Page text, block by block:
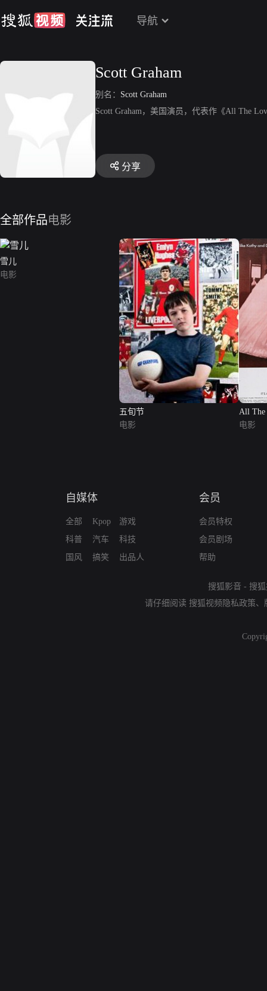
导航
Scott Graham
别名： Scott Graham
Scott Graham，美国演员，代表作《All The
分享
全部作品电影
雪儿
电影
五旬节
电影
All The
电影
自媒体
全部
科普
国风
Kpop
汽车
搞笑
游戏
科技
出品人
会员
会员特权
会员剧场
帮助
搜狐影音 - 搜
请仔细阅读 搜狐视频隐私政策、